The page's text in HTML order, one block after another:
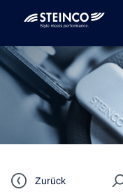
Zurück